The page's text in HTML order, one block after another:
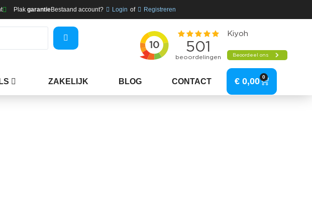
Plak garantieBestaand account? Login of Registreren
ZAKELIJK BLOG CONTACT € 0,00 0